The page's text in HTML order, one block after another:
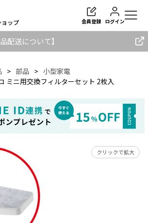
ョップ 会員登録 ログイン
配送について】
部品
小型家電
ミニ用交換フィルターセット 2枚入
クリックで拡大